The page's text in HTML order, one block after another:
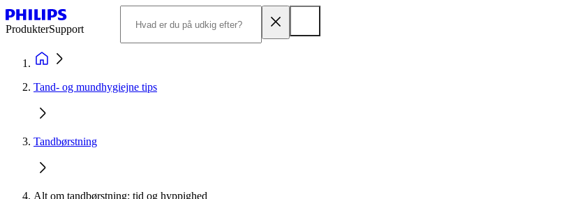
ProdukterSupport
Tand- og mundhygiejne tips
Tandbørstning
Alt om tandbørstning: tid og hyppighed